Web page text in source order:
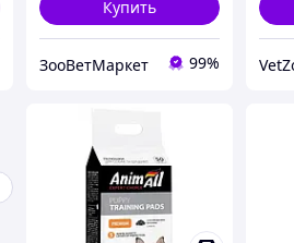
Купить
ЗооВетМаркет 99%